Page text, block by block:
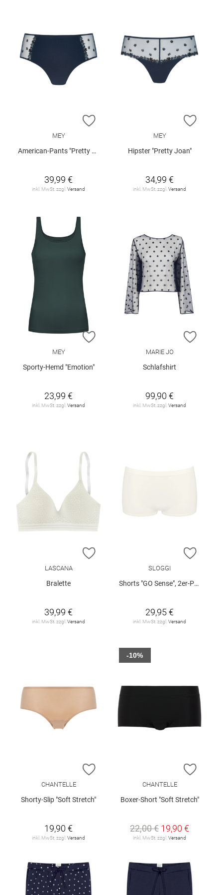
ZUR WUNSCHLISTE HINZUFÜGEN
MEY
American-Pants "Pretty Joan"
39,99 €
inkl. MwSt. zzgl.Versand
ZUR
MEY
Hipster "Pretty Joan"
34,99 €
inkl. MwSt. zzgl.Versand
ZUR WUNSCHLISTE HINZUFÜGEN
MEY
Sporty-Hemd "Emotion"
23,99 €
inkl. MwSt. zzgl.Versand
ZUR
MARIE JO
Schlafshirt
99,90 €
inkl. MwSt. zzgl.Versand
ZUR WUNSCHLISTE HINZUFÜGEN
LASCANA
Bralette
39,99 €
inkl. MwSt. zzgl. Versand
ZUR
SLOGGI
Shorts "GO Sense", 2er-Pack
29,95 €
inkl. MwSt. zzgl. Versand
ZUR WUNSCHLISTE HINZUFÜGEN
CHANTELLE
Shorty-Slip "Soft Stretch"
19,90 €
inkl. MwSt. zzgl. Versand
ZUR
CHANTELLE
Boxer-Short "Soft Stretch"
22,00 € 19,90 €
inkl. MwSt. zzgl. Versand
-10%